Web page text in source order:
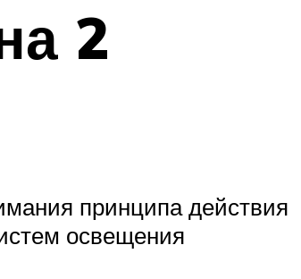
2
принципа действия
освещения